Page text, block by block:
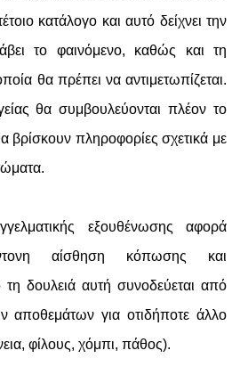
κατάλογο και αυτό δείχνει την
το φαινόμενο, καθώς και τη
θα πρέπει να αντιμετωπίζεται.
θα συμβουλεύονται πλέον το
βρίσκουν πληροφορίες σχετικά με
εξουθένωσης αφορά
αίσθηση κόπωσης και
δουλειά αυτή συνοδεύεται από
αποθεμάτων για οτιδήποτε άλλο
φίλους, χόμπι, πάθος).